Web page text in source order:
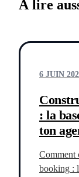
À lire
6 JUIN
: la
ton
Comment
booking :